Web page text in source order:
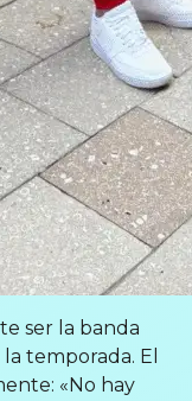
ser la banda
temporada. El
«No hay